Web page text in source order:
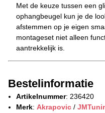
Met de keuze tussen een
ophangbeugel kun je de
afstemmen op je eigen
montageset niet alleen
aantrekkelijk is.
Bestelinformatie
Artikelnummer: 236420
Merk: Akrapovic /